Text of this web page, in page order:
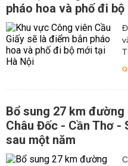
pháo hoa và phố đi
Bổ sung 27 km
Châu Đốc - Cần Thơ -
sau một năm